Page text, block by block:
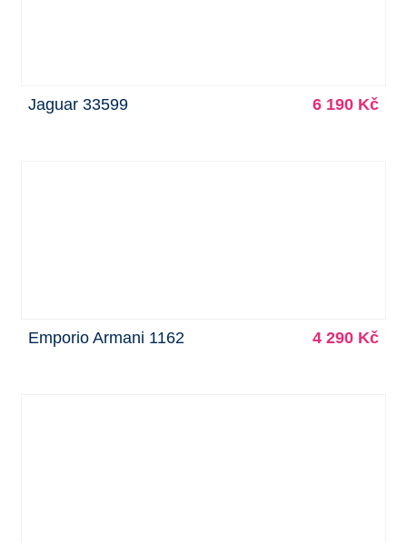
Jaguar 33599 6 190 Kč
Emporio Armani 1162 4 290 Kč